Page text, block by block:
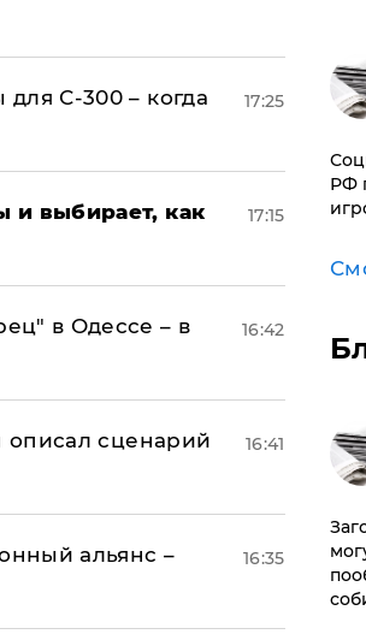
С-300 – когда
17:25
и выбирает, как
17:15
в Одессе – в
16:42
описал сценарий
16:41
альянс –
16:35
РФ